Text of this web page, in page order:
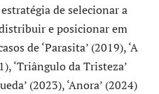
de selecionar a
e posicionar em
de ‘Parasita’ (2019), ‘A
‘Triângulo da Tristeza’
(2023), ‘Anora’ (2024)